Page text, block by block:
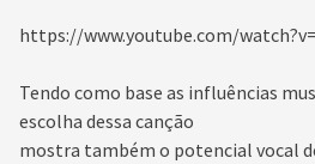
https://www.youtube.com/
Tendo como base as influências
escolha dessa canção
mostra também o potencial vocal